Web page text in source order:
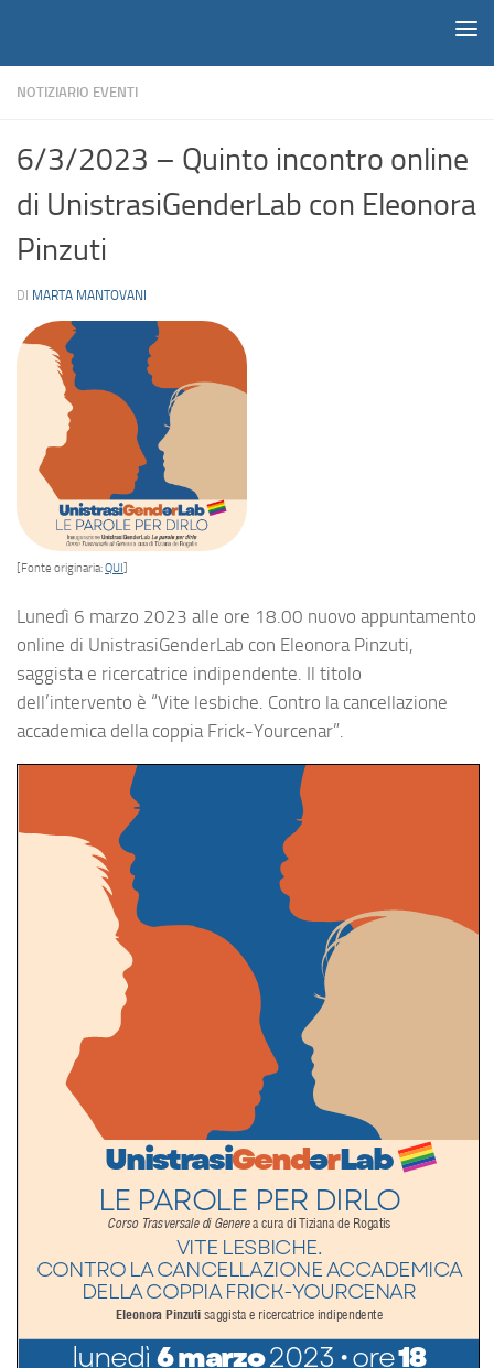
NOTIZIARIO EVENTI
6/3/2023 – Quinto incontro online
di UnistrasiGenderLab con Eleonora
Pinzuti
DI MARTA MANTOVANI
[Fonte originaria:QUI
Lunedì 6 marzo 2023 alle ore 18.00 nuovo appuntamento
online di UnistrasiGenderLab con Eleonora Pinzuti,
saggista e ricercatrice indipendente. Il titolo
dell’intervento è “Vite lesbiche. Contro la cancellazione
accademica della coppia Frick-Yourcenar”.